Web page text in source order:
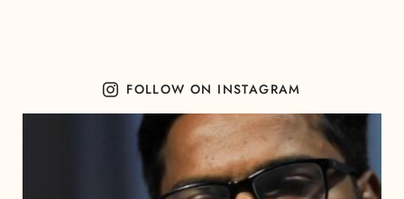
FOLLOW ON INSTAGRAM